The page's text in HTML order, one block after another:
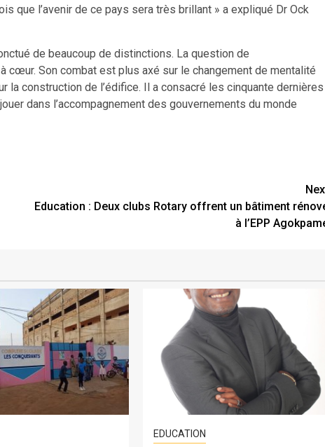
que l’avenir de ce pays sera très brillant » a expliqué Dr Ock
de beaucoup de distinctions. La question de
cœur. Son combat est plus axé sur le changement de mentalité
la construction de l’édifice. Il a consacré les cinquante dernières
dans l’accompagnement des gouvernements du monde
Education : Deux clubs Rotary offrent un bâtiment
à l’EPP
EDUCATION